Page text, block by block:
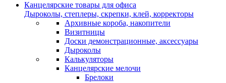
Канцелярские товары для офиса
Дыроколы, степлеры, скрепки, клей, корректоры
Архивные короба, накопители
Визитницы
Доски демонстрационные, аксессуары
Дыроколы
Калькуляторы
Канцелярские мелочи
Брелоки